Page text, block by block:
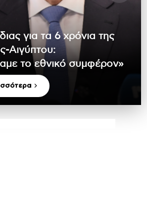
για τα 6 χρόνια της
Αιγύπτου:
το εθνικό συμφέρον»